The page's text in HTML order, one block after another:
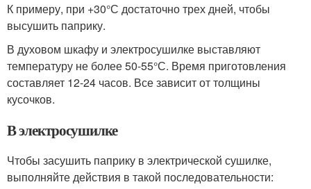
К примеру, при +30°С достаточно трех дней, чтобы
высушить паприку.
В духовом шкафу и электросушилке выставляют
температуру не более 50-55°С. Время приготовления
составляет 12-24 часов. Все зависит от толщины
кусочков.
В электросушилке
Чтобы засушить паприку в электрической сушилке,
выполняйте действия в такой последовательности: